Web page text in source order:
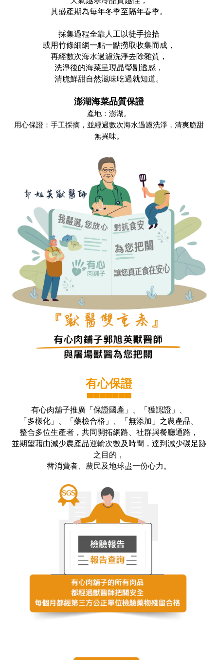
其盛產期為每年冬季至隔年春季。
採集過程全靠人工以徒手撿拾
或用竹條細網一點一點撈取收集而成，
再經數次海水過濾洗淨去除雜質，
洗淨後的海菜呈現晶瑩剔透感，
清脆鮮甜自然滋味吃過就知道。
澎湖海菜品質保證
產地：澎湖。
用心保證：手工採摘，並經過數次海水過濾洗淨，清爽脆甜
無異味。
有心保證
▀▀▀▀▀▀▀
有心肉舖子推廣「保證國產」、「獲認證」、
「多樣化」、「藥檢合格」、「無添加」之農產品。
整合多位生產者，共同開拓網路、社群與餐廳通路，
並期望藉由減少農產品運輸次數及時間，達到減少碳足跡
之目的，
替消費者、農民及地球盡一份心力。